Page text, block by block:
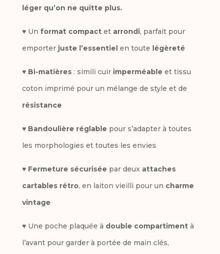
Les
Pommes
n
e
léger qu’on ne quitte plus.
♥ Un format compactet arrondi, parfait pour
emporter juste l’essentielen toute légèreté
♥ Bi-matières: simili cuir imperméable et tissu
coton imprimé pour un mélange de style et de
résistance
♥ Bandoulière réglable pour s’adapter à toutes
les morphologies et toutes les envies
♥ Fermeture sécurisée par deux attaches
cartables rétro, en laiton vieilli pour un charme
vintage
♥ Une poche plaquée à double compartimentà
l’avant pour garder à portée de main clés,